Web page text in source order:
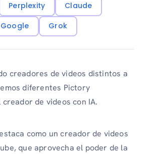
Perplexity
Claude
Grok
creadores de videos distintos a
diferentes Pictory
de videos con IA.
como un creador de videos
que aprovecha el poder de la